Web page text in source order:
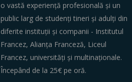
o vastă experiență profesională și un
public larg de studenți tineri și adulți din
diferite instituții și companii - Institutul
Francez, Alianța Franceză, Liceul
Francez, universități și multinaționale.
Începând de la 25€ pe oră.